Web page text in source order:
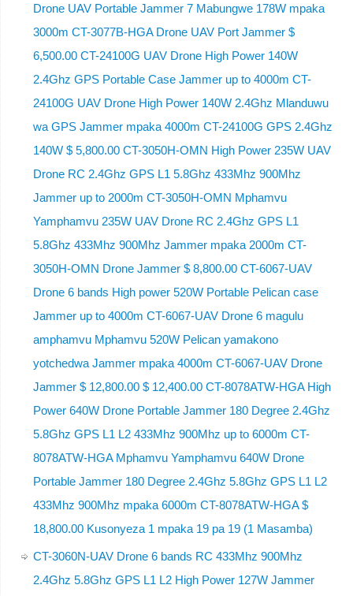
Drone UAV Portable Jammer 7 Mabungwe 178W mpaka
3000m CT-3077B-HGA Drone UAV Port Jammer $
6,500.00 CT-24100G UAV Drone High Power 140W
2.4Ghz GPS Portable Case Jammer up to 4000m CT-
24100G UAV Drone High Power 140W 2.4Ghz Mlanduwu
wa GPS Jammer mpaka 4000m CT-24100G GPS 2.4Ghz
140W $ 5,800.00 CT-3050H-OMN High Power 235W UAV
Drone RC 2.4Ghz GPS L1 5.8Ghz 433Mhz 900Mhz
Jammer up to 2000m CT-3050H-OMN Mphamvu
Yamphamvu 235W UAV Drone RC 2.4Ghz GPS L1
5.8Ghz 433Mhz 900Mhz Jammer mpaka 2000m CT-
3050H-OMN Drone Jammer $ 8,800.00 CT-6067-UAV
Drone 6 bands High power 520W Portable Pelican case
Jammer up to 4000m CT-6067-UAV Drone 6 magulu
amphamvu Mphamvu 520W Pelican yamakono
yotchedwa Jammer mpaka 4000m CT-6067-UAV Drone
Jammer $ 12,800.00 $ 12,400.00 CT-8078ATW-HGA High
Power 640W Drone Portable Jammer 180 Degree 2.4Ghz
5.8Ghz GPS L1 L2 433Mhz 900Mhz up to 6000m CT-
8078ATW-HGA Mphamvu Yamphamvu 640W Drone
Portable Jammer 180 Degree 2.4Ghz 5.8Ghz GPS L1 L2
433Mhz 900Mhz mpaka 6000m CT-8078ATW-HGA $
18,800.00 Kusonyeza 1 mpaka 19 pa 19 (1 Masamba)
CT-3060N-UAV Drone 6 bands RC 433Mhz 900Mhz
2.4Ghz 5.8Ghz GPS L1 L2 High Power 127W Jammer